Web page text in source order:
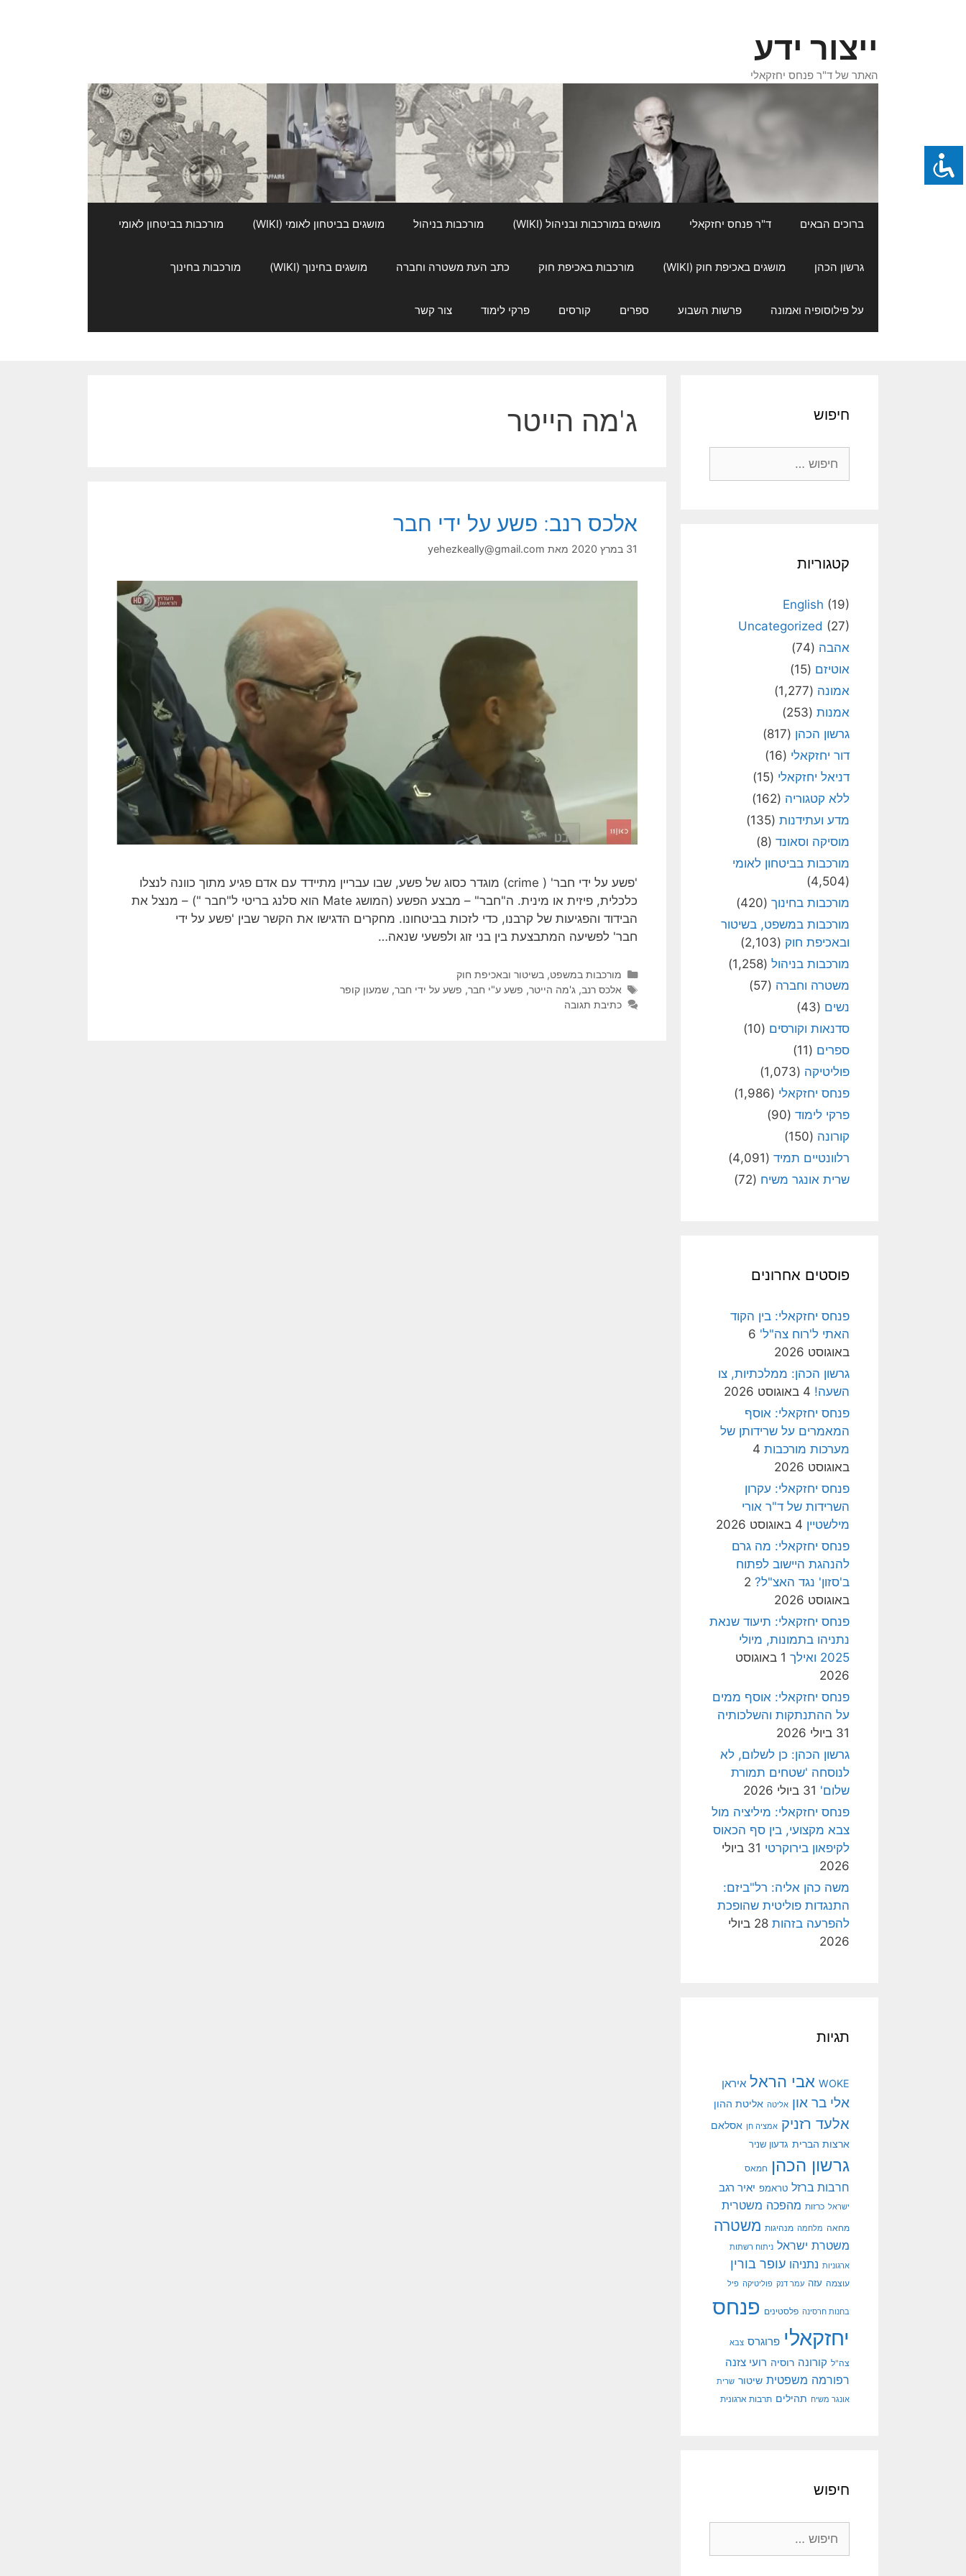
ייצור ידע
האתר של ד"ר פנחס יחזקאלי
ברוכים הבאים ד"ר פנחס יחזקאלי מושגים במורכבות ובניהול (WIKI) מורכבות בניהול מושגים בביטחון לאומי (WIKI) מורכבות בביטחון לאומי
גרשון הכהן מושגים באכיפת חוק (WIKI) מורכבות באכיפת חוק כתב העת משטרה וחברה מושגים בחינוך (WIKI) מורכבות בחינוך
על פילוסופיה ואמונה פרשות השבוע ספרים קורסים פרקי לימוד צור קשר
ג'מה הייטר
אלכס רנב: פשע על ידי חבר
31 במרץ 2020 מאת yehezkeally@gmail.com
'פשע על ידי חבר' ( crime) מוגדר כסוג של פשע, שבו עבריין מתיידד עם אדם פגיע מתוך כוונה לנצלו
כלכלית, פיזית או מינית. ה"חבר" – מבצע הפשע (המושג Mate הוא סלנג בריטי ל"חבר ") – מנצל את
הבידוד והפגיעות של קרבנו, כדי לזכות בביטחונו. מחקרים הדגישו את הקשר שבין 'פשע על ידי
חבר' לפשיעה המתבצעת בין בני זוג ולפשעי שנאה…
קטגוריות
מורכבות במשפט, בשיטור ובאכיפת חוק
תגיות
אלכס רנב, ג'מה הייטר, פשע ע"י חבר, פשע על ידי חבר, שמעון קופר
כתיבת תגובה
חיפוש
קטגוריות
English (19)
Uncategorized (27)
אהבה (74)
אוטיזם (15)
אמונה (1,277)
אמנות (253)
גרשון הכהן (817)
דור יחזקאלי (16)
דניאל יחזקאלי (15)
ללא קטגוריה (162)
מדע ועתידנות (135)
מוסיקה וסאונד (8)
מורכבות בביטחון לאומי
(4,504)
מורכבות בחינוך (420)
מורכבות במשפט, בשיטור
ובאכיפת חוק (2,103)
מורכבות בניהול (1,258)
משטרה וחברה (57)
נשים (43)
סדנאות וקורסים (10)
ספרים (11)
פוליטיקה (1,073)
פנחס יחזקאלי (1,986)
פרקי לימוד (90)
קורונה (150)
רלוונטיים תמיד (4,091)
שרית אונגר משיח (72)
פוסטים אחרונים
פנחס יחזקאלי: בין הקוד
האתי ל'רוח צה"ל' 6
באוגוסט 2026
גרשון הכהן: ממלכתיות, צו
השעה! 4 באוגוסט 2026
פנחס יחזקאלי: אוסף
המאמרים על שרידותן של
מערכות מורכבות 4
באוגוסט 2026
פנחס יחזקאלי: עקרון
השרידות של ד"ר אורי
מילשטיין 4 באוגוסט 2026
פנחס יחזקאלי: מה גרם
להנהגת היישוב לפתוח
ב'סזון' נגד האצ"ל? 2
באוגוסט 2026
פנחס יחזקאלי: תיעוד שנאת
נתניהו בתמונות, מיולי
2025 ואילך
1 באוגוסט
2026
פנחס יחזקאלי: אוסף ממים
על ההתנתקות והשלכותיה
31 ביולי 2026
גרשון הכהן: כן לשלום, לא
לנוסחה 'שטחים תמורת
שלום' 31 ביולי 2026
פנחס יחזקאלי: מיליציה מול
צבא מקצועי, בין סף הכאוס
לקיפאון בירוקרטי
31 ביולי
2026
משה כהן אליה: רל"ביזם:
התנגדות פוליטית שהופכת
להפרעה בזהות
28 ביולי
2026
תגיות
WOKE אבי הראל איראן
אלי בר און אליטה אליטת ההון
אלעד רזניק אמציה חן אסלאם
ארצות הברית גדעון שניר
גרשון הכהן חמאס
חרבות ברזל טראמפ יאיר רגב
ישראל כרזות מהפכה משטרית
מחאה מלחמה מנהיגות משטרה
משטרת ישראל ניתוח רשתות
ארגוניות נתניהו עופר בורין
עוצמה עזה עמר דנק פוליטיקה פיל
בחנות חרסינה פלסטינים פנחס
יחזקאלי פרוגרס צבא
צה"ל קורונה רוסיה רועי צזנה
רפורמה משפטית שיטור שרית
אונגר משיח תהילים תרבות ארגונית
חיפוש